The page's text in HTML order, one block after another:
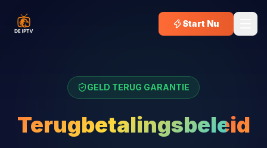
Start Nu
GELD TERUG GARANTIE
Terugbetalingsbeleid